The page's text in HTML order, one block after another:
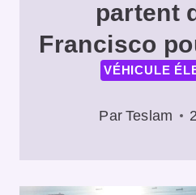
partent
Francisco
VÉHICULE
Par Teslam